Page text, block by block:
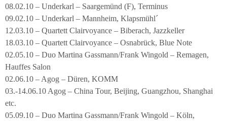
08.02.10 – Underkarl – Saargemünd (F), Terminus
09.02.10 – Underkarl – Mannheim, Klapsmühl´
12.03.10 – Quartett Clairvoyance – Biberach, Jazzkeller
18.03.10 – Quartett Clairvoyance – Osnabrück, Blue Note
02.05.10 – Duo Martina Gassmann/Frank Wingold – Remagen,
Hauffes Salon
02.06.10 – Agog – Düren, KOMM
03.-14.06.10 Agog – China Tour, Beijing, Guangzhou, Shanghai
etc.
05.09.10 – Duo Martina Gassmann/Frank Wingold – Köln,